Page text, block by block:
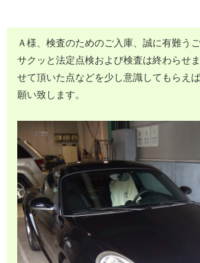
Ａ様、検査のためのご入庫、誠に有難うご
サクッと法定点検および検査は終わらせ
せて頂いた点などを少し意識してもらえ
願い致します。